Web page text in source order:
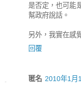
是否定，也可能
幫政府說話。
另外，我實在感
回覆
匿名 2010年1月